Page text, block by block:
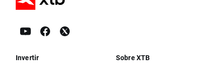
Invertir Sobre XTB